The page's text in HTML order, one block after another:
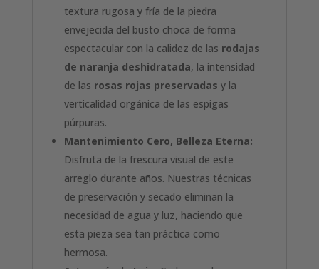
textura rugosa y fría de la piedra
envejecida del busto choca de forma
espectacular con la calidez de las rodajas
de naranja deshidratada, la intensidad
de las rosas rojas preservadas y la
verticalidad orgánica de las espigas
púrpuras.
Mantenimiento Cero, Belleza Eterna:
Disfruta de la frescura visual de este
arreglo durante años. Nuestras técnicas
de preservación y secado eliminan la
necesidad de agua y luz, haciendo que
esta pieza sea tan práctica como
hermosa.